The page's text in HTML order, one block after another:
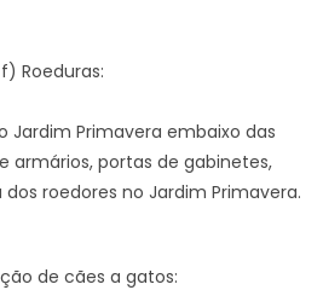
f) Roeduras:
Jardim Primavera embaixo das
armários, portas de gabinetes,
roedores no Jardim Primavera.
de cães a gatos: